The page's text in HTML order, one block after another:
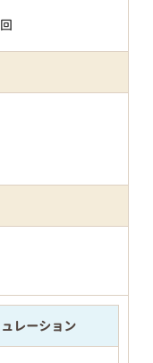
回
レーション